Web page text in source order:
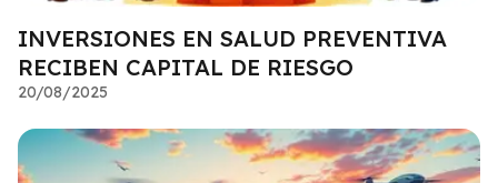
INVERSIONES EN SALUD PREVENTIVA
RECIBEN CAPITAL DE RIESGO
20/08/2025